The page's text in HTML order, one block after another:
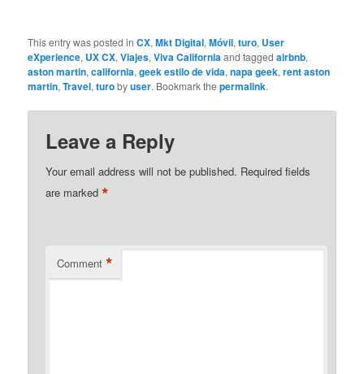
This entry was posted inCX,Mkt Digital,Móvil,turo, User
eXperience, UX CX,Viajes,Viva Californiaand taggedairbnb,
aston martin,california,geek estilo de vida,napa geek,rent aston
martin,Travel,turobyuser. Bookmark thepermalink.
Leave a Reply
Your email address will not be published. Required fields
are marked*
Comment *